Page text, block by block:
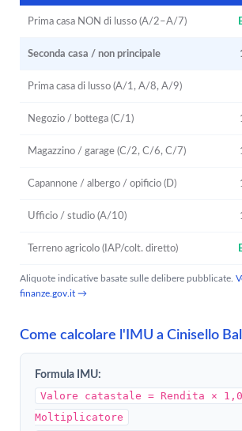
Prima casa NON di lusso (A/2–A/7)
Seconda casa / non principale
Prima casa di lusso (A/1, A/8, A/9)
Negozio / bottega (C/1)
Magazzino / garage (C/2, C/6, C/7)
Capannone / albergo / opificio (D)
Ufficio / studio (A/10)
Terreno agricolo (IAP/colt. diretto)
Aliquote indicative basate sulle delibere pubblicate.
finanze.gov.it →
Come calcolare l'IMU a Cinisello
Formula IMU:
Valore catastale = Rendita ×
Moltiplicatore